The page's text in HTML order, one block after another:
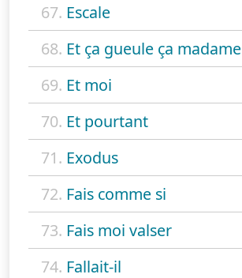
67. Escale
68. Et ça gueule ça madame
69. Et moi
70. Et pourtant
71. Exodus
72. Fais comme si
73. Fais moi valser
74. Fallait-il